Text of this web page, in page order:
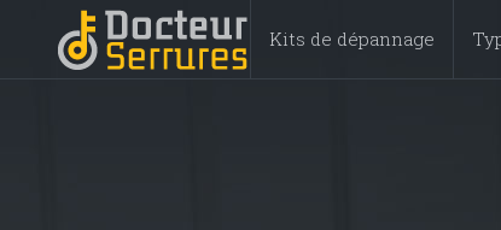
Kits de dépannage